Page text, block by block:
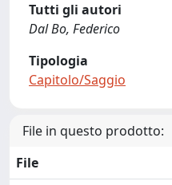
Tutti gli autori
Dal Bo, Federico
Tipologia
Capitolo/Saggio
File in questo prodotto:
File